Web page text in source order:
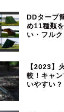
DDタープ
め11種類
い・フル
【2023】
較！キャ
いやすい？